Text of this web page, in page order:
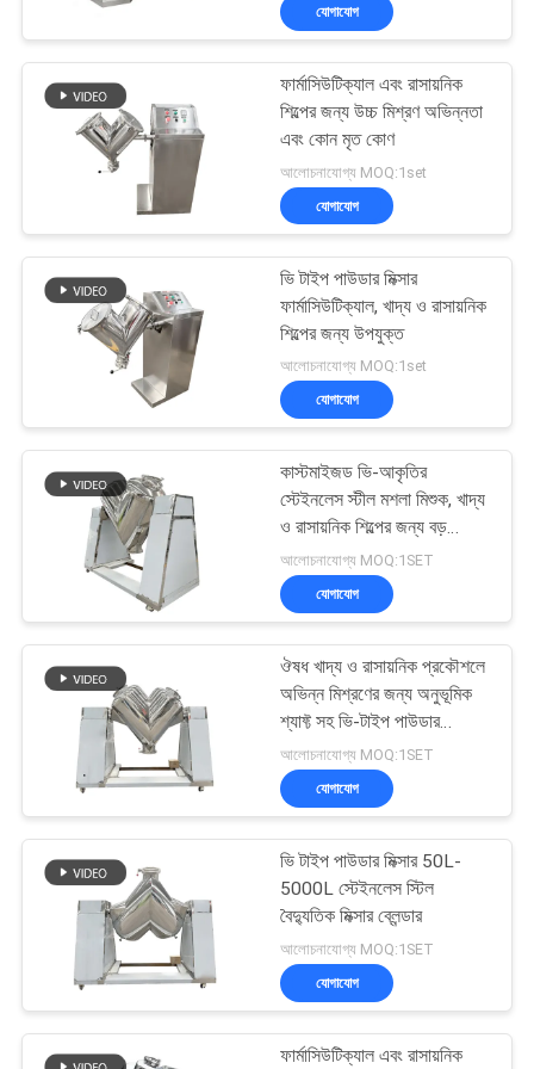
নিয়ন্ত্রণ
করুন
উদ্ধৃতির
আবেদন
সাইটম্যাপ
গোপনীয়তা
নীতি
টাম্বল স্ক্রিনিং মেশিন
100
বাল্ক ব্যাগ আনলোডার
ভ্যাকুয়াম কনভেয়র সিস্টেম
131
রিবন ব্লেন্ডার মেশিন
যোগাযোগ
ফার্মাসিউটিক্যাল এবং রাসায়নিক
শিল্পের জন্য উচ্চ মিশ্রণ অভিন্নতা
এবং কোন মৃত কোণ
আলোচনাযোগ্য MOQ:1set
যোগাযোগ
ভি টাইপ পাউডার মিক্সার
ফার্মাসিউটিক্যাল, খাদ্য ও রাসায়নিক
শিল্পের জন্য উপযুক্ত
আলোচনাযোগ্য MOQ:1set
যোগাযোগ
কাস্টমাইজড ভি-আকৃতির
স্টেইনলেস স্টীল মশলা মিশুক, খাদ্য
ও রাসায়নিক শিল্পের জন্য বড়
আকারের মিশ্রণ সরঞ্জাম
আলোচনাযোগ্য MOQ:1SET
যোগাযোগ
ঔষধ খাদ্য ও রাসায়নিক প্রকৌশলে
অভিন্ন মিশ্রণের জন্য অনুভূমিক
শ্যাফ্ট সহ ভি-টাইপ পাউডার
মিশ্রণকারী
আলোচনাযোগ্য MOQ:1SET
যোগাযোগ
ভি টাইপ পাউডার মিক্সার 50L-
5000L স্টেইনলেস স্টিল
বৈদ্যুতিক মিক্সার ব্লেন্ডার
আলোচনাযোগ্য MOQ:1SET
যোগাযোগ
ফার্মাসিউটিক্যাল এবং রাসায়নিক